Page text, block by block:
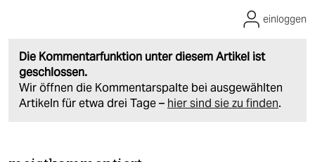
Die Kommentarfunktion unter diesem Artikel ist
geschlossen.
Wir öffnen die Kommentarspalte bei ausgewählten
Artikeln für etwa drei Tage – hier sind sie zu finden.
einloggen